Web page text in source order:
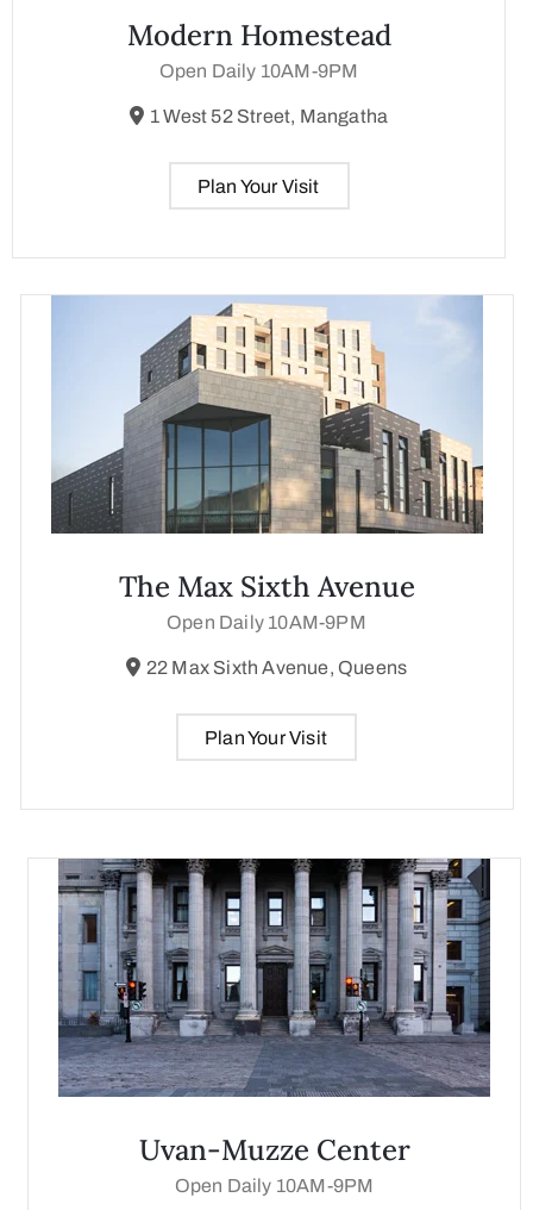
Modern Homestead
Open Daily 10AM-9PM
1 West 52 Street, Mangatha
Plan Your Visit
The Max Sixth Avenue
Open Daily 10AM-9PM
22 Max Sixth Avenue, Queens
Plan Your Visit
Uvan-Muzze Center
Open Daily 10AM-9PM